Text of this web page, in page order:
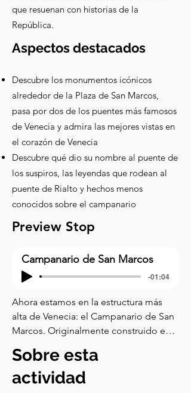
que resuenan con historias de la
República.
Aspectos destacados
Descubre los monumentos icónicos
alrededor de la Plaza de San Marcos,
pasa por dos de los puentes más famosos
de Venecia y admira las mejores vistas en
el corazón de Venecia
Descubre qué dio su nombre al puente de
los suspiros, las leyendas que rodean al
puente de Rialto y hechos menos
conocidos sobre el campanario
Preview Stop
Campanario de San Marcos
-01:04
Ahora estamos en la estructura más
alta de Venecia: el Campanario de San
Marcos. Originalmente construido en
servido tanto como faro como
campanario a lo largo de su historia.
¿No es magnífica? Lo que hace que el
Sobre esta
actividad